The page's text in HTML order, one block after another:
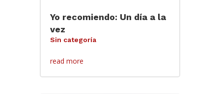
Yo recomiendo: Un día a la
vez
Sin categoría
read more